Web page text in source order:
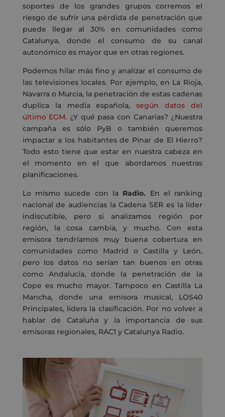
soportes de los grandes grupos corremos el
riesgo de sufrir una pérdida de penetración que
puede llegar al 30% en comunidades como
Catalunya, donde el consumo de su canal
autonómico es mayor que en otras regiones.
Podemos hilar más fino y analizar el consumo de
las televisiones locales. Por ejemplo, en La Rioja,
Navarra o Murcia, la penetración de estas cadenas
duplica la media española,según datos del
último EGM. ¿Y qué pasa con Canarias? ¿Nuestra
campaña es sólo PyB o también queremos
impactar a los habitantes de Pinar de El Hierro?
Todo esto tiene que estar en nuestra cabeza en
el momento en el que abordamos nuestras
planificaciones.
Lo mismo sucede con la Radio. En el ranking
nacional de audiencias la Cadena SER es la líder
indiscutible, pero si analizamos región por
región, la cosa cambia, y mucho. Con esta
emisora tendríamos muy buena cobertura en
comunidades como Madrid o Castilla y León,
pero los datos no serían tan buenos en otras
como Andalucía, donde la penetración de la
Cope es mucho mayor. Tampoco en Castilla La
Mancha, donde una emisora musical, LOS40
Principales, lidera la clasificación. Por no volver a
hablar de Cataluña y la importancia de sus
emisoras regionales, RAC1 y Catalunya Radio.